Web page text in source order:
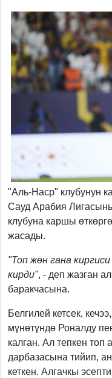
"Аль-Наср" клубунун
Сауд Арабия
клубуна каршы
жасады.
"Топ жөн гана
кирди", - деп жазган
баракчасына.
Белгилей кетсек,
мүнөтүндө Роналду
калган. Ал тепкен
дарбазасына тийип,
кеткен. Алгачкы